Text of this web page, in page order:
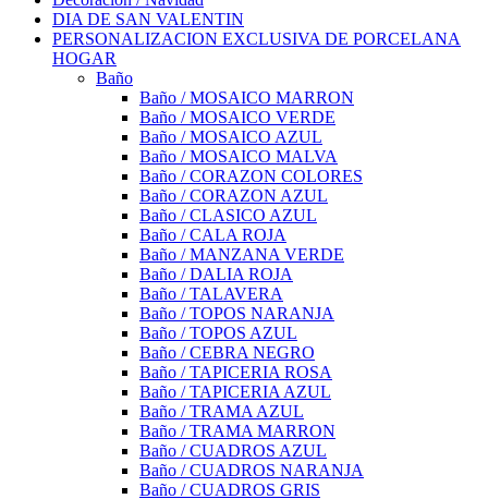
DIA DE SAN VALENTIN
PERSONALIZACION EXCLUSIVA DE PORCELANA
HOGAR
Baño
Baño / MOSAICO MARRON
Baño / MOSAICO VERDE
Baño / MOSAICO AZUL
Baño / MOSAICO MALVA
Baño / CORAZON COLORES
Baño / CORAZON AZUL
Baño / CLASICO AZUL
Baño / CALA ROJA
Baño / MANZANA VERDE
Baño / DALIA ROJA
Baño / TALAVERA
Baño / TOPOS NARANJA
Baño / TOPOS AZUL
Baño / CEBRA NEGRO
Baño / TAPICERIA ROSA
Baño / TAPICERIA AZUL
Baño / TRAMA AZUL
Baño / TRAMA MARRON
Baño / CUADROS AZUL
Baño / CUADROS NARANJA
Baño / CUADROS GRIS